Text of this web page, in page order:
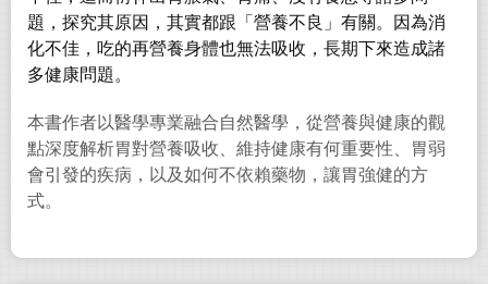
題，探究其原因，其實都跟「營養不良」有關。因為消
化不佳，吃的再營養身體也無法吸收，長期下來造成諸
多健康問題。
本書作者以醫學專業融合自然醫學，從營養與健康的觀
點深度解析胃對營養吸收、維持健康有何重要性、胃弱
會引發的疾病，以及如何不依賴藥物，讓胃強健的方
式。